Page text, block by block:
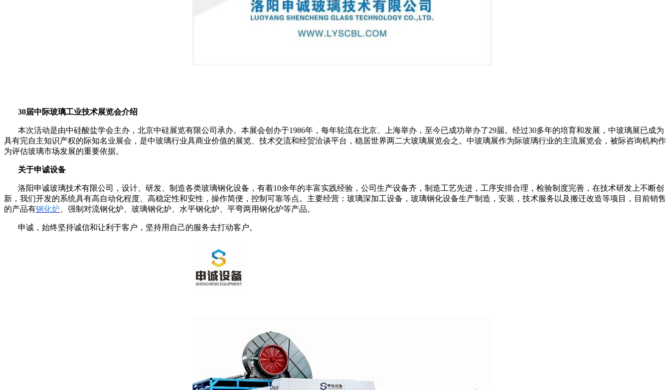
30届中际玻璃工业技术展览会介绍
本次活动是由中硅酸盐学会主办，北京中硅展览有限公司承办。本展会创办于1986年，每年轮流在北京、上海举办，至今已成功举办了29届。经过30多年的培育和发展，中玻璃展已成为
具有完自主知识产权的际知名业展会，是中玻璃行业具商业价值的展览、技术交流和经贸洽谈平台，稳居世界两二大玻璃展览会之。中玻璃展作为际玻璃行业的主流展览会，被际咨询机构作
为评估玻璃市场发展的重要依据。
关于申诚设备
洛阳申诚玻璃技术有限公司，设计、研发、制造各类玻璃钢化设备，有着10余年的丰富实践经验，公司生产设备齐，制造工艺先进，工序安排合理，检验制度完善，在技术研发上不断创
新，我们开发的系统具有高自动化程度、高稳定性和安性，操作简便，控制可靠等点。主要经营：玻璃深加工设备， 玻璃钢化设备生产制造，安装，技术服务以及搬迁改造等项目，目前销售
的产品有钢化炉 、强制对流钢化炉、 玻璃钢化炉 、水平钢化炉、平弯两用钢化炉等产品。
申诚，始终坚持诚信和让利于客户，坚持用自己的服务去打动客户。